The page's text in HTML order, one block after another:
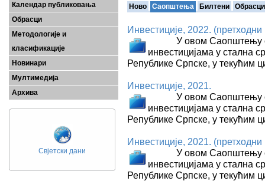
Календар публиковања
Обрасци
Методологије и
класификације
Новинари
Мултимедија
Архива
Свјетски дани
Ново Саопштења Билтени Обрасци
Инвестиције, 2022.
У овом Саопштењу
инвестицијама у стална
Републике Српске, у текућим
Инвестиције, 2021.
У овом Саопштењу
инвестицијама у стална
Републике Српске, у текућим
Инвестиције, 2021.
У овом Саопштењу
инвестицијама у стална
Републике Српске, у текућим